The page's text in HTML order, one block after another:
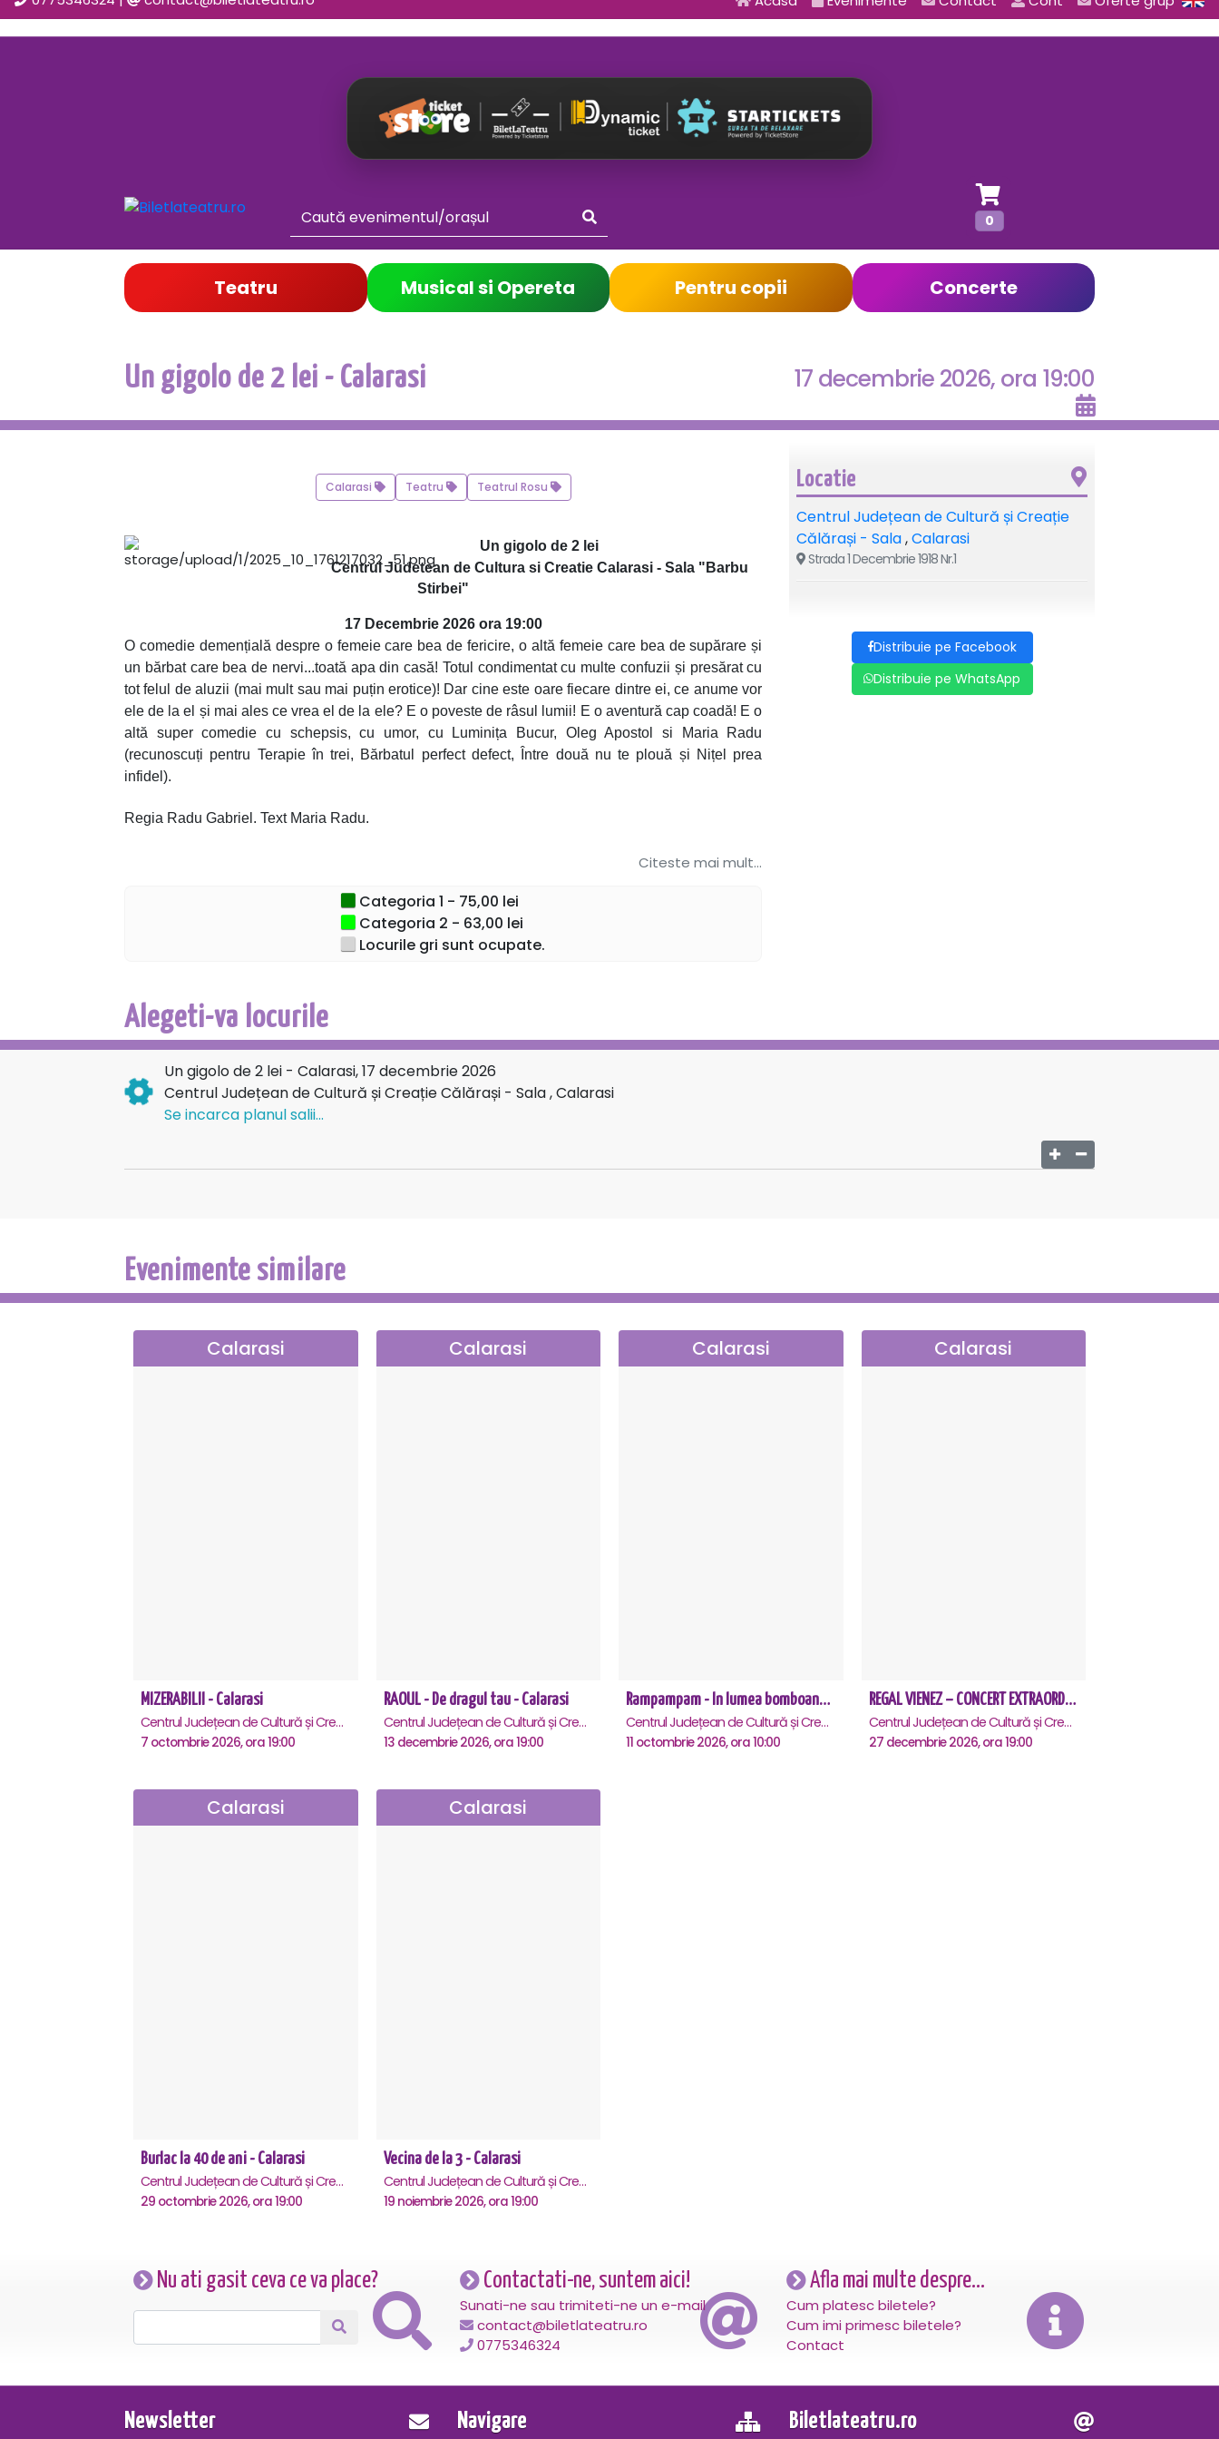
0
Teatru Musical si Opereta Pentru copii Concerte
Un gigolo de 2 lei - Calarasi 17 decembrie 2026, ora 19:00
Calarasi Teatru Teatrul Rosu
Un gigolo de 2 lei
Centrul Judetean de Cultura si Creatie Calarasi - Sala "Barbu
Stirbei"
17 Decembrie 2026 ora 19:00
O comedie demențială despre o femeie care bea de fericire, o altă femeie care bea de supărare și
un bărbat care bea de nervi...toată apa din casă! Totul condimentat cu multe confuzii și presărat cu
tot felul de aluzii (mai mult sau mai puțin erotice)! Dar cine este oare fiecare dintre ei, ce anume vor
ele de la el și mai ales ce vrea el de la ele? E o poveste de râsul lumii! E o aventură cap coadă! E o
altă super comedie cu schepsis, cu umor, cu Luminița Bucur, Oleg Apostol si Maria Radu
(recunoscuți pentru Terapie în trei, Bărbatul perfect defect, Între două nu te plouă și Nițel prea
infidel).
Regia Radu Gabriel. Text Maria Radu.
Citeste mai mult...
Categoria 1 - 75,00 lei
Categoria 2 - 63,00 lei
Locurile gri sunt ocupate.
Locatie
Centrul Județean de Cultură și Creație
Călărași - Sala,Calarasi
Strada 1 Decembrie 1918 Nr.1
Distribuie pe Facebook
Distribuie pe WhatsApp
Alegeti-va locurile
Un gigolo de 2 lei - Calarasi, 17 decembrie 2026
Centrul Județean de Cultură și Creație Călărași - Sala , Calarasi
Se incarca planul salii...
Evenimente similare
Calarasi
MIZERABILII - Calarasi
Centrul Județean de Cultură și Creație Călărași - Sala , Calarasi
7 octombrie 2026, ora 19:00
Calarasi
RAOUL - De dragul tau - Calarasi
Centrul Județean de Cultură și Creație Călărași - Sala , Calarasi
13 decembrie 2026, ora 19:00
Calarasi
Rampampam - In lumea bomboanelor - Calarasi
Centrul Județean de Cultură și Creație Călărași - Sala , Calarasi
11 octombrie 2026, ora 10:00
Calarasi
REGAL VIENEZ – CONCERT EXTRAORDINAR DE CRACIUN - Calarasi
Centrul Județean de Cultură și Creație Călărași - Sala , Calarasi
27 decembrie 2026, ora 19:00
Calarasi
Burlac la 40 de ani - Calarasi
Centrul Județean de Cultură și Creație Călărași - Sala , Calarasi
29 octombrie 2026, ora 19:00
Calarasi
Vecina de la 3 - Calarasi
Centrul Județean de Cultură și Creație Călărași - Sala , Calarasi
19 noiembrie 2026, ora 19:00
Nu ati gasit ceva ce va place? Contactati-ne, suntem aici!
Sunati-ne sau trimiteti-ne un e-mail
contact@biletlateatru.ro
0775346324
Afla mai multe despre...
Cum platesc biletele?
Cum imi primesc biletele?
Contact
Newsletter Navigare Biletlateatru.ro